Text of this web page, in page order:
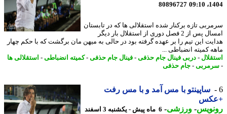
80896727
تازه برکنار شده استقلالی ها که در تابستان
امسال پس از 2 فصل دوری از استقلال بار دیگر
این تیم را بر عهده گرفته بود در حالی به میهن مان برگشت که با حکم چهار
کمیته انضباطی ...
-دربی فینال جام حذفی-فینال جام حذفی-کمیته انضباطی-استقلالی ها
- جام حذفی
ساپینتو با مس آمد و با مس رفت
-ورزشی-
6 ماه پیش - یکشنبه 3 اسفند